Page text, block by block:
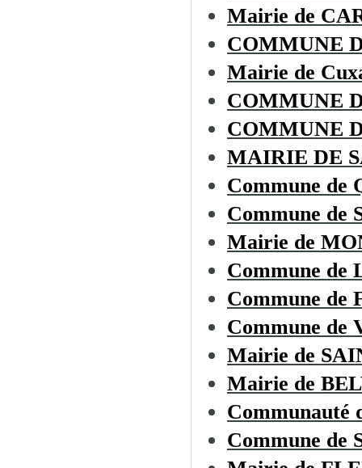
Mairie de
COMMUNE
Mairie de
COMMUNE
COMMUNE
MAIRIE DE
Commune de
Commune de
Mairie de
Commune de
Commune de
Commune
Mairie de
Mairie de
Communauté
Commune de